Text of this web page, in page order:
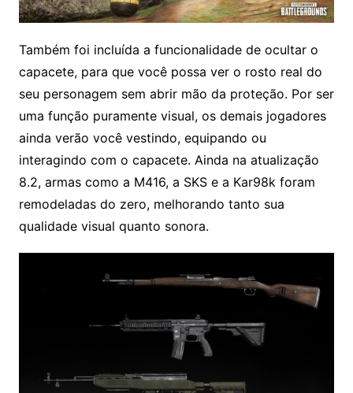
Também foi incluída a funcionalidade de ocultar o
capacete, para que você possa ver o rosto real do
seu personagem sem abrir mão da proteção. Por ser
uma função puramente visual, os demais jogadores
ainda verão você vestindo, equipando ou
interagindo com o capacete. Ainda na atualização
8.2, armas como a M416, a SKS e a Kar98k foram
remodeladas do zero, melhorando tanto sua
qualidade visual quanto sonora.